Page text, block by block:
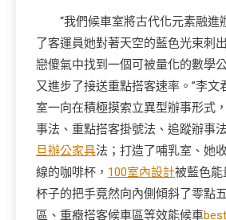
“我們候車室將古代化元素融進
了客運員她對著天空的藍色光束刺
戀傻氣中找到一個可被量化的數學
又進步了接送重點搭客速率。”李文
室一向在積極摸索立異型辦事形式
事法、重點搭客掛號法、追蹤辦事
旦辦公家具法；打造了哺乳室、她
線的咖啡杯， 100室內設計被藍色能
杯子的把手竟然向內側傾斜了零點
區、重癥搭客候車區等效能候車